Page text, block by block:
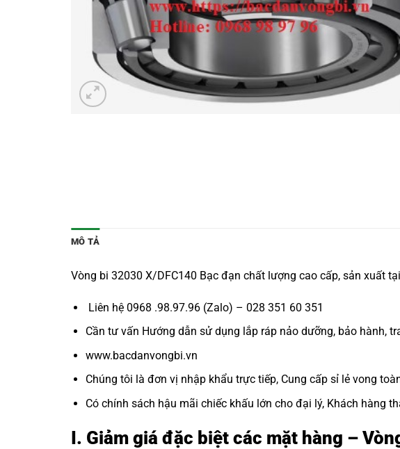
MÔ TẢ
Vòng bi 32030 X/DFC140 Bạc đạn chất lượng cao cấp, sản xuất
Liên hệ 0968 .98.97.96 (Zalo) – 028 351 60 351
Cần tư vấn Hướng dẫn sử dụng lắp ráp nảo dưỡng, bảo hành,
www.bacdanvongbi.vn
Chúng tôi là đơn vị nhập khẩu trực tiếp, Cung cấp sỉ lẻ vong
Có chính sách hậu mãi chiếc khấu lớn cho đại lý, Khách hàng
I. Giảm giá đặc biệt các mặt hàng –